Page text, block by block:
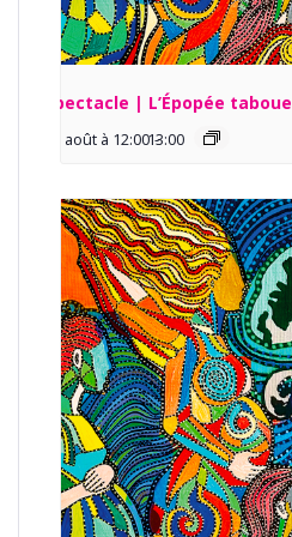
Spectacle | L’Épopée taboue
13 août à 12:00 -
13:00